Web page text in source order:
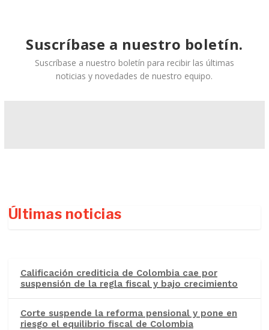
Suscríbase a nuestro boletín.
Suscríbase a nuestro boletín para recibir las últimas
noticias y novedades de nuestro equipo.
Últimas noticias
Calificación crediticia de Colombia cae por
suspensión de la regla fiscal y bajo crecimiento
Corte suspende la reforma pensional y pone en
riesgo el equilibrio fiscal de Colombia